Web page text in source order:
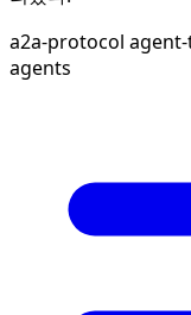
a2a-protocol
agents